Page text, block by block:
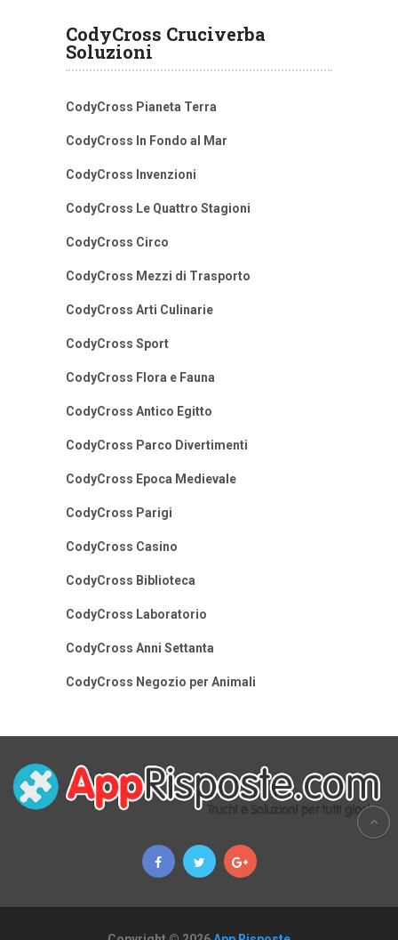
CodyCross Cruciverba
Soluzioni
CodyCross Pianeta Terra
CodyCross In Fondo al Mar
CodyCross Invenzioni
CodyCross Le Quattro Stagioni
CodyCross Circo
CodyCross Mezzi di Trasporto
CodyCross Arti Culinarie
CodyCross Sport
CodyCross Flora e Fauna
CodyCross Antico Egitto
CodyCross Parco Divertimenti
CodyCross Epoca Medievale
CodyCross Parigi
CodyCross Casino
CodyCross Biblioteca
CodyCross Laboratorio
CodyCross Anni Settanta
CodyCross Negozio per Animali